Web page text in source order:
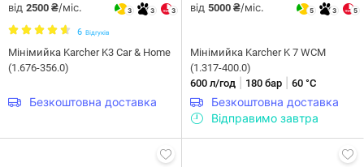
від 2500 ₴/міс. 3 3 3
6 Відгуків
Мінімийка Karcher K3 Car & Home
(1.676-356.0)
Безкоштовна доставка
від 5000 ₴/міс. 5 3 5
Мiнiмийка Karcher K 7 WCM
(1.317-400.0)
600 л/год
180 бар 60 °С
Безкоштовна доставка
Відправимо завтра